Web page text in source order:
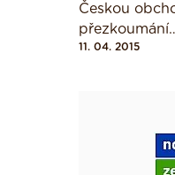
Českou
11. 04. 2015